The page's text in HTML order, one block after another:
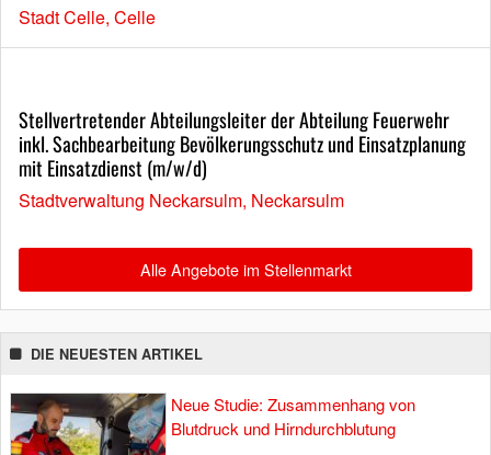
Stadt Celle, Celle
Stellvertretender Abteilungsleiter der Abteilung Feuerwehr
inkl. Sachbearbeitung Bevölkerungsschutz und Einsatzplanung
mit Einsatzdienst (m/w/d)
Stadtverwaltung Neckarsulm, Neckarsulm
Alle Angebote im Stellenmarkt
DIE NEUESTEN ARTIKEL
Neue Studie: Zusammenhang von
Blutdruck und Hirndurchblutung